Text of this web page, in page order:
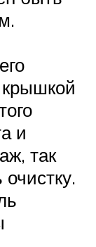
и
так